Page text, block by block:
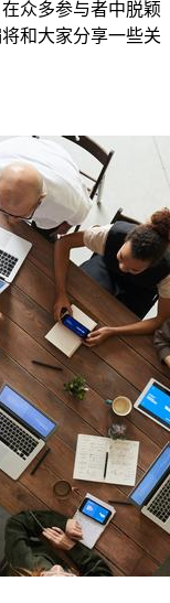
众多参与者中脱颖
和大家分享一些关